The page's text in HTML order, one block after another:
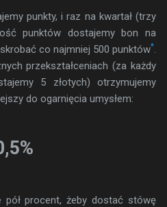
punkty, i raz na kwartał (trzy
punktów dostajemy bon na
co najmniej 500 punktów*
przekształceniach (za każdy
5 złotych) otrzymujemy
do ogarnięcia umysłem:
pół procent, żeby dostać stówę